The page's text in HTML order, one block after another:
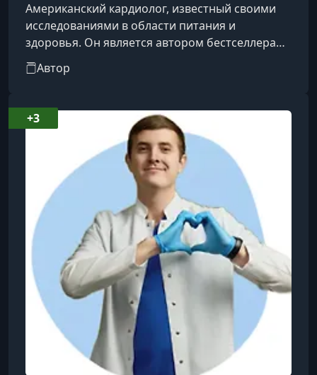
Американский кардиолог, известный своими
исследованиями в области питания и
здоровья. Он является автором бестселлера
«Пшеничный живот» («Wheat Belly»), в котором
утверждает, что отказ от пшеницы и злаков
здоровья, включая снижение веса и
уменьшение воспалительных процессов. В
своей последней книге «Суперкишечник»
(«Super Gut») Дэвис фокусируется на
восстановлении микробиома кишечника для
достижения оптима
Автор
+3